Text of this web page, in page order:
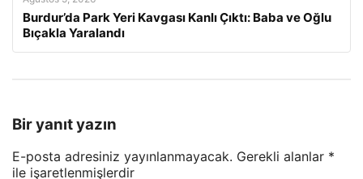
Burdur’da Park Yeri Kavgası Kanlı Çıktı: Baba ve Oğlu
Bıçakla Yaralandı
Bir yanıt yazın
E-posta adresiniz yayınlanmayacak. Gerekli alanlar *
ile işaretlenmişlerdir